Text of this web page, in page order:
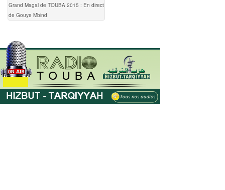
Grand Magal de TOUBA 2015 : En direct
de Gouye Mbind